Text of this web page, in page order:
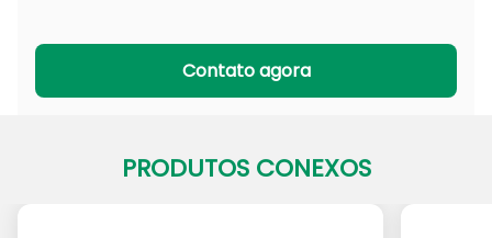
Série PADL
Série PACL
Contato agora
PRODUTOS CONEXOS